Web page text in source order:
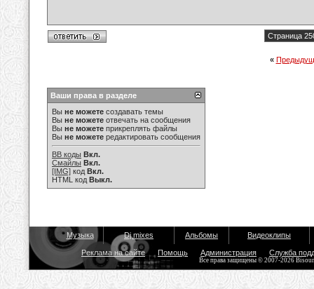
Страница
«
Ваши права в разделе
Вы не можете создавать темы
Вы не можете отвечать на сообщения
Вы не можете прикреплять файлы
Вы не можете редактировать сообщения
BB коды Вкл.
Смайлы Вкл.
[IMG] код Вкл.
HTML код Выкл.
Музыка Dj mixes Альбомы Видеоклипы
Реклама на сайте Помощь Администрация Служба
Все права защищены © 2007-2026